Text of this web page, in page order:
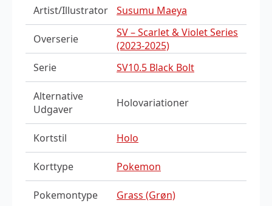
Artist/Illustrator Susumu Maeya
Overserie
SV – Scarlet & Violet Series
(2023-2025)
Serie
SV10.5 Black Bolt
Alternative
Udgaver
Holovariationer
Kortstil Holo
Korttype Pokemon
Pokemontype Grass (Grøn)